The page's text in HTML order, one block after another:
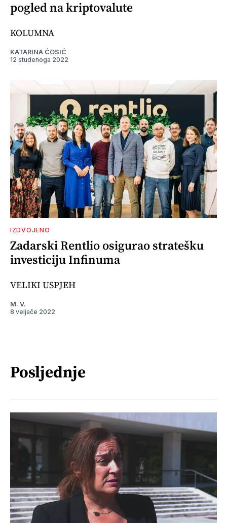
pogled na kriptovalute
KOLUMNA
KATARINA ĆOSIĆ
12 studenoga 2022
IZDVOJENO
Zadarski Rentlio osigurao stratešku
investiciju Infinuma
VELIKI USPJEH
M. V.
8 veljače 2022
Posljednje